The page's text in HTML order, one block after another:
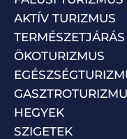
AKTÍV TURIZMUS
TERMÉSZETJÁRÁS
ÖKOTURIZMUS
HEGYEK
SZIGETEK